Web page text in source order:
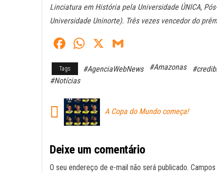
Linciatura em História pela Universidade ÚNICA,
Universidade Uninorte). Três vezes vencedor do
Fa
ce
bo
W
ts
pp
X
ail
Tags #AgenciaWebNews #Amazonas
#Notícias
A Copa do Mundo começa!
Deixe um comentário
O seu endereço de e-mail não será publicado.